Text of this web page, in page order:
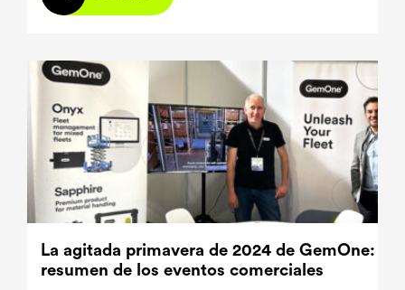
La agitada primavera de 2024 de GemOne:
resumen de los eventos comerciales